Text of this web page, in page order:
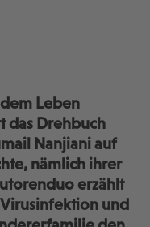
Leben
das Drehbuch
Nanjiani auf
nämlich ihrer
erzählt
und